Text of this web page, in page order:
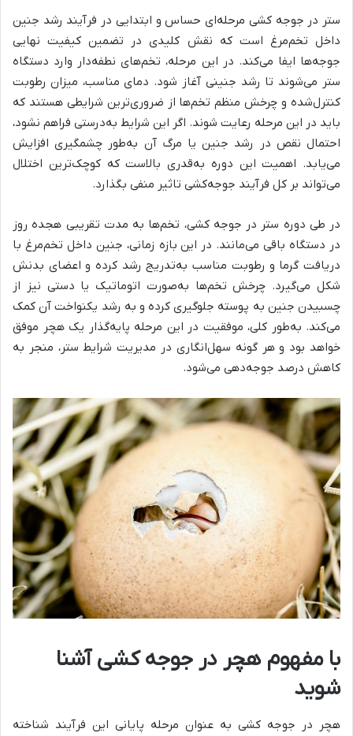
ستر در جوجه کشی مرحله‌ای حساس و ابتدایی در فرآیند رشد جنین
داخل تخم‌مرغ است که نقش کلیدی در تضمین کیفیت نهایی
جوجه‌ها ایفا می‌کند. در این مرحله، تخم‌های نطفه‌دار وارد دستگاه
ستر می‌شوند تا رشد جنینی آغاز شود. دمای مناسب، میزان رطوبت
کنترل‌شده و چرخش منظم تخم‌ها از ضروری‌ترین شرایطی هستند که
باید در این مرحله رعایت شوند. اگر این شرایط به‌درستی فراهم نشود،
احتمال نقص در رشد جنین یا مرگ آن به‌طور چشمگیری افزایش
می‌یابد. اهمیت این دوره به‌قدری بالاست که کوچک‌ترین اختلال
می‌تواند بر کل فرآیند جوجه‌کشی تاثیر منفی بگذارد.
در طی دوره ستر در جوجه کشی، تخم‌ها به مدت تقریبی هجده روز
در دستگاه باقی می‌مانند. در این بازه زمانی، جنین داخل تخم‌مرغ با
دریافت گرما و رطوبت مناسب به‌تدریج رشد کرده و اعضای بدنش
شکل می‌گیرد. چرخش تخم‌ها به‌صورت اتوماتیک یا دستی نیز از
چسبیدن جنین به پوسته جلوگیری کرده و به رشد یکنواخت آن کمک
می‌کند. به‌طور کلی، موفقیت در این مرحله پایه‌گذار یک هچر موفق
خواهد بود و هر گونه سهل‌انگاری در مدیریت شرایط ستر، منجر به
کاهش درصد جوجه‌دهی می‌شود.
با مفهوم هچر در جوجه کشی آشنا
شوید
هچر در جوجه کشی به عنوان مرحله پایانی این فرآیند شناخته